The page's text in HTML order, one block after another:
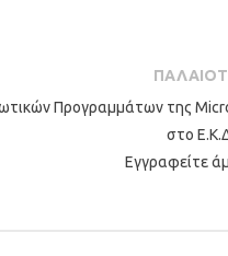
Προγραμμάτων της
στο
Εγγραφείτε